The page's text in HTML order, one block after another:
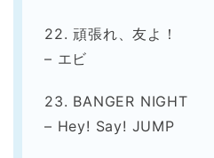
22. 頑張れ、友よ！
– エビ
23. BANGER NIGHT
– Hey! Say! JUMP